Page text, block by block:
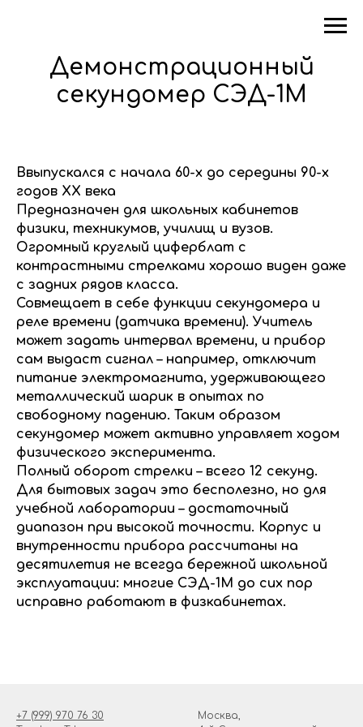
Демонстрационный
секундомер СЭД-1М
Ввыпускался с начала 60-х до середины 90-х
годов ХХ века
Предназначен для школьных кабинетов
физики, техникумов, училищ и вузов.
Огромный круглый циферблат с
контрастными стрелками хорошо виден даже
с задних рядов класса.
Совмещает в себе функции секундомера и
реле времени (датчика времени). Учитель
может задать интервал времени, и прибор
сам выдаст сигнал – например, отключит
питание электромагнита, удерживающего
металлический шарик в опытах по
свободному падению. Таким образом
секундомер может активно управляет ходом
физического эксперимента.
Полный оборот стрелки – всего 12 секунд.
Для бытовых задач это бесполезно, но для
учебной лаборатории – достаточный
диапазон при высокой точности. Корпус и
внутренности прибора рассчитаны на
десятилетия не всегда бережной школьной
эксплуатации: многие СЭД-1М до сих пор
исправно работают в физкабинетах.
+7 (999) 970 76 30
Москва,